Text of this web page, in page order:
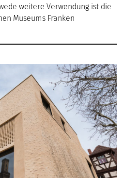
weitere Verwendung ist die
Museums Franken